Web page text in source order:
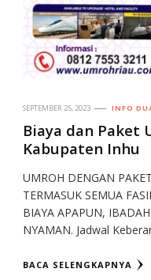
SEPTEMBER 25, 2023 INFO
Biaya dan Paket
Kabupaten Inhu
UMROH DENGAN
TERMASUK SEMUA
BIAYA APAPUN,
NYAMAN. Jadwal
BACA SELENGKAPNYA